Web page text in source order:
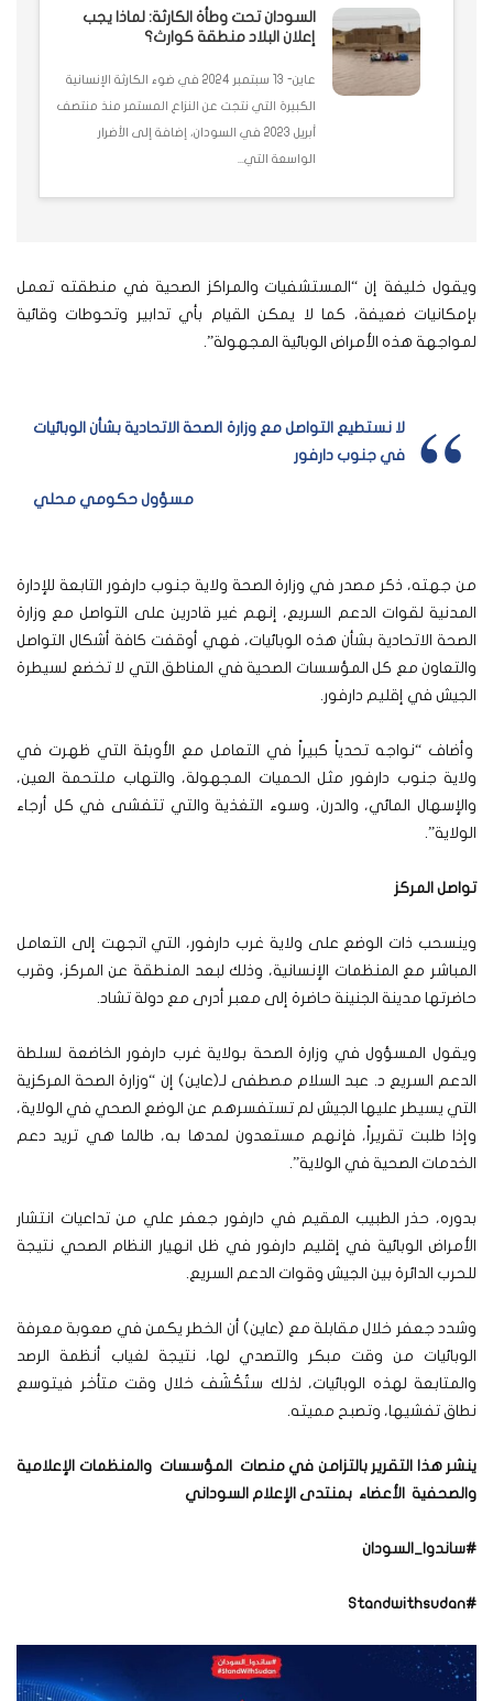
السودان تحت وطأة الكارثة: لماذا يجب
إعلان البلاد منطقة كوارث؟
عاين- 13 سبتمبر 2024 في ضوء الكارثة الإنسانية
الكبيرة التي نتجت عن النزاع المستمر منذ منتصف
أبريل 2023 في السودان، إضافة إلى الأضرار
الواسعة التي...
ويقول خليفة إن “المستشفيات والمراكز الصحية في منطقته تعمل
بإمكانيات ضعيفة، كما لا يمكن القيام بأي تدابير وتحوطات وقائية
لمواجهة هذه الأمراض الوبائية المجهولة”.
لا نستطيع التواصل مع وزارة الصحة الاتحادية بشأن الوبائيات
في جنوب دارفور
مسؤول حكومي محلي
من جهته، ذكر مصدر في وزارة الصحة ولاية جنوب دارفور التابعة للإدارة
المدنية لقوات الدعم السريع، إنهم غير قادرين على التواصل مع وزارة
الصحة الاتحادية بشأن هذه الوبائيات، فهي أوقفت كافة أشكال التواصل
والتعاون مع كل المؤسسات الصحية في المناطق التي لا تخضع لسيطرة
الجيش في إقليم دارفور.
وأضاف “نواجه تحدياً كبيراً في التعامل مع الأوبئة التي ظهرت في
ولاية جنوب دارفور مثل الحميات المجهولة، والتهاب ملتحمة العين،
والإسهال المائي، والدرن، وسوء التغذية والتي تتفشى في كل أرجاء
الولاية”.
تواصل المركز
وينسحب ذات الوضع على ولاية غرب دارفور، التي اتجهت إلى التعامل
المباشر مع المنظمات الإنسانية، وذلك لبعد المنطقة عن المركز، وقرب
حاضرتها مدينة الجنينة حاضرة إلى معبر أدرى مع دولة تشاد.
ويقول المسؤول في وزارة الصحة بولاية غرب دارفور الخاضعة لسلطة
الدعم السريع د. عبد السلام مصطفى لـ(عاين) إن “وزارة الصحة المركزية
التي يسيطر عليها الجيش لم تستفسرهم عن الوضع الصحي في الولاية،
وإذا طلبت تقريراً، فإنهم مستعدون لمدها به، طالما هي تريد دعم
الخدمات الصحية في الولاية”.
بدوره، حذر الطبيب المقيم في دارفور جعفر علي من تداعيات انتشار
الأمراض الوبائية في إقليم دارفور في ظل انهيار النظام الصحي نتيجة
للحرب الدائرة بين الجيش وقوات الدعم السريع.
وشدد جعفر خلال مقابلة مع (عاين) أن الخطر يكمن في صعوبة معرفة
الوبائيات من وقت مبكر والتصدي لها، نتيجة لغياب أنظمة الرصد
والمتابعة لهذه الوبائيات، لذلك ستُكْشَف خلال وقت متأخر فيتوسع
نطاق تفشيها، وتصبح مميته.
ينشر هذا التقرير بالتزامن في منصات المؤسسات والمنظمات الإعلامية
والصحفية الأعضاء بمنتدى الإعلام السوداني
#ساندوا_السودان
#Standwithsudan